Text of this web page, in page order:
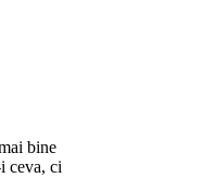
bine
ceva, ci